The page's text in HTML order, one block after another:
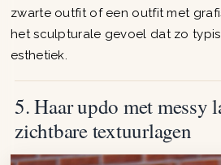
zwarte outfit of een outfit met
het sculpturale gevoel dat zo
esthetiek.
5. Haar updo met messy
zichtbare textuurlagen